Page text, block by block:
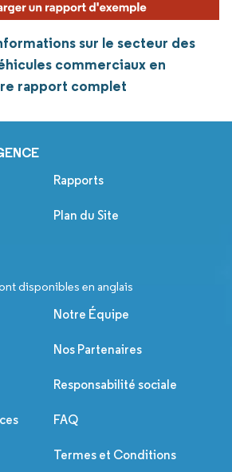
sur le secteur des
commerciaux en
rapport complet
Rapports
Plan du Site
disponibles en anglais
Notre Équipe
Nos Partenaires
Responsabilité sociale
FAQ
Termes et Conditions